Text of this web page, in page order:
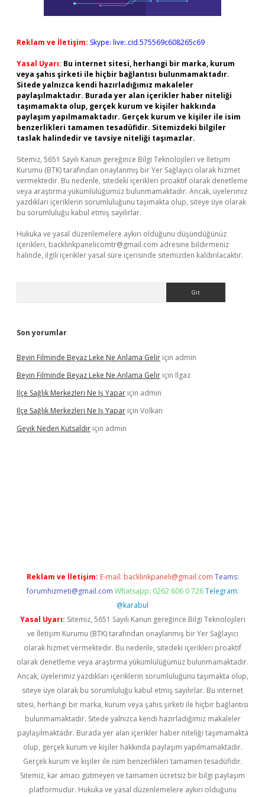
Reklam ve İletişim: Skype: live:.cid.575569c608265c69
Yasal Uyarı: Bu internet sitesi, herhangi bir marka, kurum
veya şahıs şirketi ile hiçbir bağlantısı bulunmamaktadır.
Sitede yalnızca kendi hazırladığımız makaleler
paylaşılmaktadır. Burada yer alan içerikler haber niteliği
taşımamakta olup, gerçek kurum ve kişiler hakkında
paylaşım yapılmamaktadır. Gerçek kurum ve kişiler ile isim
benzerlikleri tamamen tesadüfidir. Sitemizdeki bilgiler
taslak halindedir ve tavsiye niteliği taşımazlar.
Sitemiz, 5651 Sayılı Kanun gereğince Bilgi Teknolojileri ve İletişim
Kurumu (BTK) tarafından onaylanmış bir Yer Sağlayıcı olarak hizmet
vermektedir. Bu nedenle, sitedeki içerikleri proaktif olarak denetleme
veya araştırma yükümlülüğümüz bulunmamaktadır. Ancak, üyelerimiz
yazdıkları içeriklerin sorumluluğunu taşımakta olup, siteye üye olarak
bu sorumluluğu kabul etmiş sayılırlar.
Hukuka ve yasal düzenlemelere aykırı olduğunu düşündüğünüz
içerikleri, backlinkpanelicomtr@gmail.com adresine bildirmeniz
halinde, ilgili içerikler yasal süre içerisinde sitemizden kaldırılacaktır.
Son yorumlar
Beyin Filminde Beyaz Leke Ne Anlama Gelir için admin
Beyin Filminde Beyaz Leke Ne Anlama Gelir için Ilgaz
Ilçe Sağlık Merkezleri Ne Iş Yapar için admin
Ilçe Sağlık Merkezleri Ne Iş Yapar için Volkan
Geyik Neden Kutsaldır için admin
Reklam ve İletişim: E-mail: backlinkpaneli@gmail.com Teams:
forumhizmeti@gmail.com Whatsapp: 0262 606 0 726 Telegram:
@karabul
Yasal Uyarı: Sitemiz, 5651 Sayılı Kanun gereğince Bilgi Teknolojileri
ve İletişim Kurumu (BTK) tarafından onaylanmış bir Yer Sağlayıcı
olarak hizmet vermektedir. Bu nedenle, sitedeki içerikleri proaktif
olarak denetleme veya araştırma yükümlülüğümüz bulunmamaktadır.
Ancak, üyelerimiz yazdıkları içeriklerin sorumluluğunu taşımakta olup,
siteye üye olarak bu sorumluluğu kabul etmiş sayılırlar. Bu internet
sitesi, herhangi bir marka, kurum veya şahıs şirketi ile hiçbir bağlantısı
bulunmamaktadır. Sitede yalnızca kendi hazırladığımız makaleler
paylaşılmaktadır. Burada yer alan içerikler haber niteliği taşımamakta
olup, gerçek kurum ve kişiler hakkında paylaşım yapılmamaktadır.
Gerçek kurum ve kişiler ile isim benzerlikleri tamamen tesadüfidir.
Sitemiz, kar amacı gütmeyen ve tamamen ücretsiz bir bilgi paylaşım
platformudur. Hukuka ve yasal düzenlemelere aykırı olduğunu